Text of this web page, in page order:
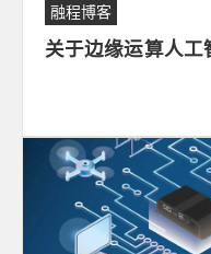
融程博客
关于边缘运算人